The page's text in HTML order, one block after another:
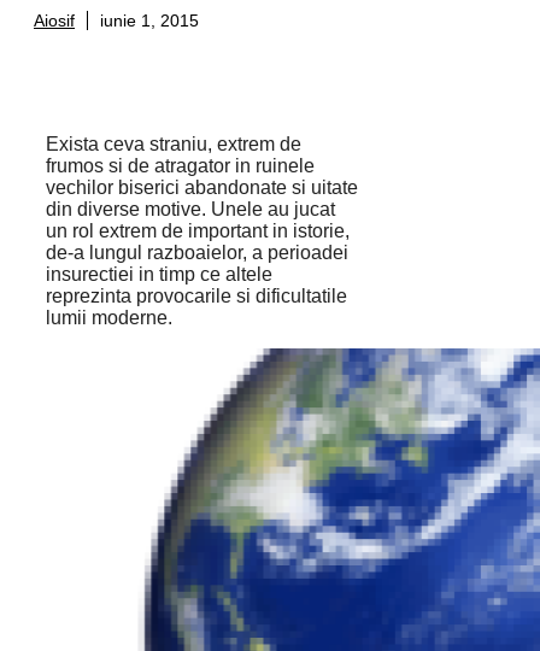
Aiosif iunie 1, 2015
Exista ceva straniu, extrem de
frumos si de atragator in ruinele
vechilor biserici abandonate si uitate
din diverse motive. Unele au jucat
un rol extrem de important in istorie,
de-a lungul razboaielor, a perioadei
insurectiei in timp ce altele
reprezinta provocarile si dificultatile
lumii moderne.